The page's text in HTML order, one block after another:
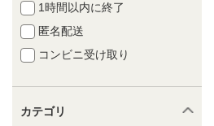
1時間以内に終了
匿名配送
コンビニ受け取り
カテゴリ